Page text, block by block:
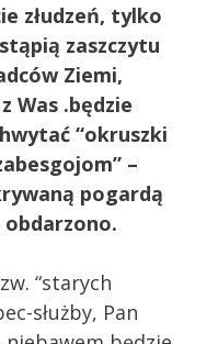
złudzeń, tylko
zaszczytu
Ziemi,
Was .będzie
“okruszki
–
pogardą
obdarzono.
“starych
służby, Pan